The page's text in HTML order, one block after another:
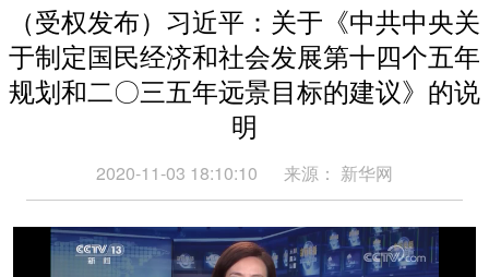
（受权发布）习近平：关于《中共中央关
于制定国民经济和社会发展第十四个五年
规划和二〇三五年远景目标的建议》的说
明
2020-11-03 18:10:10 来源： 新华网